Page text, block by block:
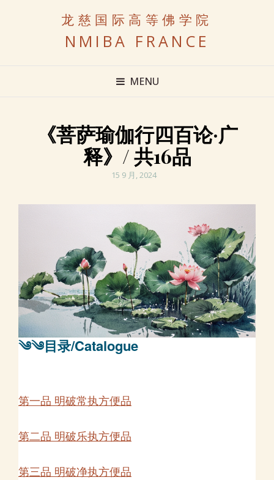
龙慈国际高等佛学院
NMIBA FRANCE
MENU
《菩萨瑜伽行四百论·广
释》/ 共16品
POSTED
15 9 月, 2024
༄༄目录/Catalogue
第一品 明破常执方便品
第二品 明破乐执方便品
第三品 明破净执方便品